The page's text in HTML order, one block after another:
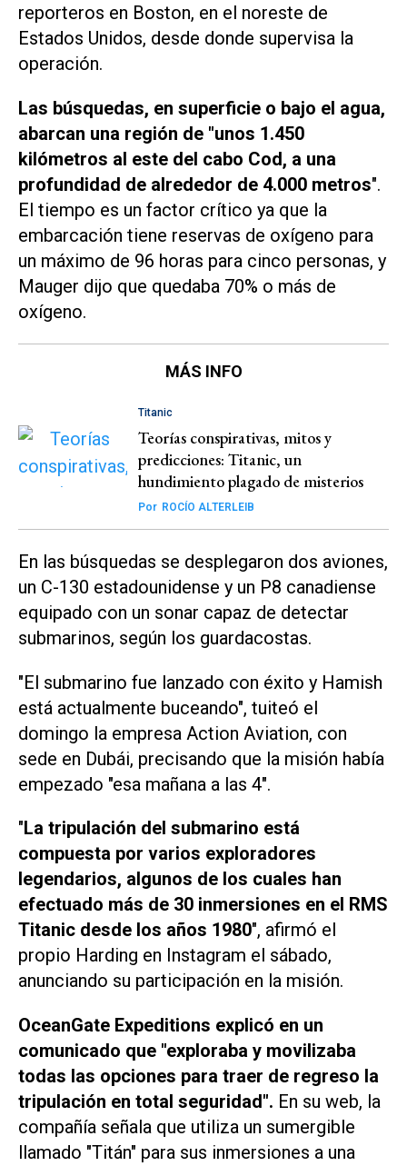
reporteros en Boston, en el noreste de
Estados Unidos, desde donde supervisa la
operación.
Las búsquedas, en superficie o bajo el agua,
abarcan una región de "unos 1.450
kilómetros al este del cabo Cod, a una
profundidad de alrededor de 4.000 metros".
El tiempo es un factor crítico ya que la
embarcación tiene reservas de oxígeno para
un máximo de 96 horas para cinco personas, y
Mauger dijo que quedaba 70% o más de
oxígeno.
MÁS INFO
Titanic
Teorías conspirativas, mitos y
predicciones: Titanic, un
hundimiento plagado de misterios
Por ROCÍO ALTERLEIB
En las búsquedas se desplegaron dos aviones,
un C-130 estadounidense y un P8 canadiense
equipado con un sonar capaz de detectar
submarinos, según los guardacostas.
"El submarino fue lanzado con éxito y Hamish
está actualmente buceando", tuiteó el
domingo la empresa Action Aviation, con
sede en Dubái, precisando que la misión había
empezado "esa mañana a las 4".
"La tripulación del submarino está
compuesta por varios exploradores
legendarios, algunos de los cuales han
efectuado más de 30 inmersiones en el RMS
Titanic desde los años 1980", afirmó el
propio Harding en Instagram el sábado,
anunciando su participación en la misión.
OceanGate Expeditions explicó en un
comunicado que "exploraba y movilizaba
todas las opciones para traer de regreso la
tripulación en total seguridad". En su web, la
compañía señala que utiliza un sumergible
llamado "Titán" para sus inmersiones a una